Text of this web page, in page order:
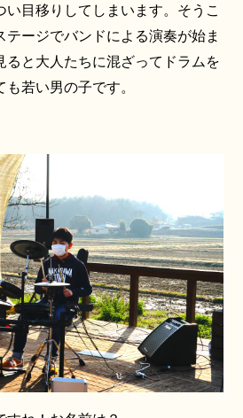
い目移りしてしまいます。そうこ
テージでバンドによる演奏が始ま
ると大人たちに混ざってドラムを
若い男の子です。